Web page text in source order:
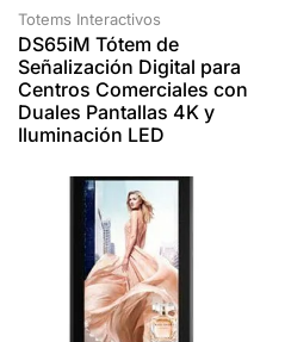
Totems Interactivos
DS65iM Tótem de
Señalización Digital para
Centros Comerciales con
Duales Pantallas 4K y
Iluminación LED